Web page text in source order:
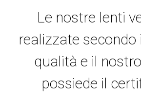
Le nostre lenti
realizzate
qualità e il
possiede il